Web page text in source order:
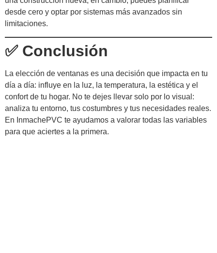
desde cero y optar por sistemas más avanzados sin
limitaciones.
✅ Conclusión
La elección de ventanas es una decisión que impacta en tu
día a día: influye en la luz, la temperatura, la estética y el
confort de tu hogar. No te dejes llevar solo por lo visual:
analiza tu entorno, tus costumbres y tus necesidades reales.
En InmachePVC te ayudamos a valorar todas las variables
para que aciertes a la primera.